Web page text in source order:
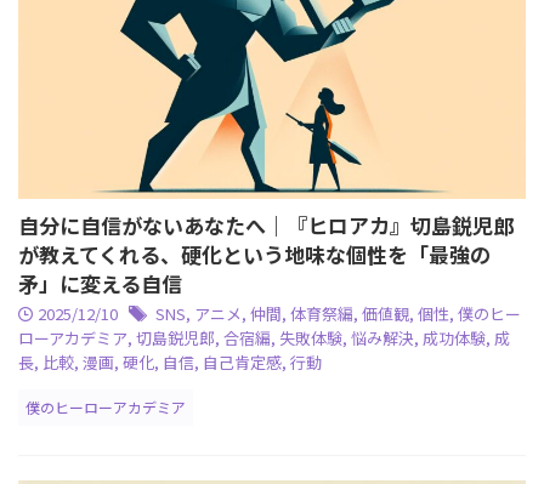
自分に自信がないあなたへ｜『ヒロアカ』切島鋭児郎
が教えてくれる、硬化という地味な個性を「最強の
矛」に変える自信
2025/12/10 SNS, アニメ, 仲間, 体育祭編, 価値観, 個性, 僕のヒー
ローアカデミア, 切島鋭児郎, 合宿編, 失敗体験, 悩み解決, 成功体験, 成
長, 比較, 漫画, 硬化, 自信, 自己肯定感, 行動
僕のヒーローアカデミア